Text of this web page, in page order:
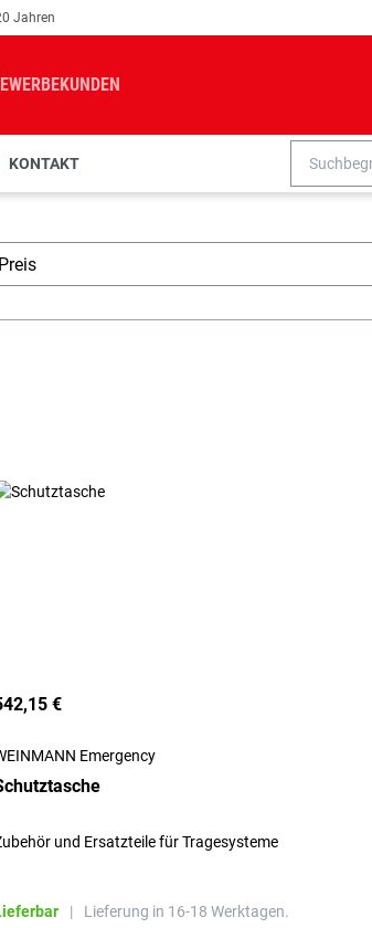
Jahren
KONTAKT
Preis
€
Emergency
und Ersatzteile für Tragesysteme
| Lieferung in 16-18 Werktagen.